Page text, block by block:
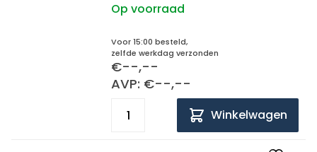
Op voorraad
Voor 15:00 besteld,
zelfde werkdag verzonden
€--,--
AVP: €--,--
Winkelwagen